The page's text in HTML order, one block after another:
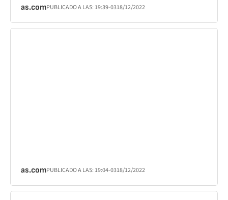
as.comPUBLICADO A LAS: 19:39-0318/12/2022
as.comPUBLICADO A LAS: 19:04-0318/12/2022